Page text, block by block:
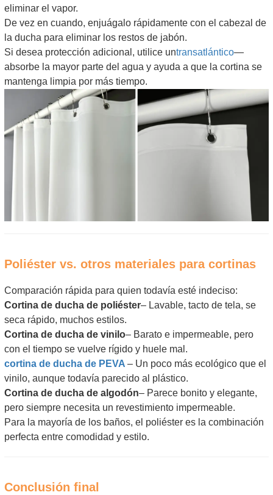
eliminar el vapor.
De vez en cuando, enjuágalo rápidamente con el cabezal de
la ducha para eliminar los restos de jabón.
Si desea protección adicional, utilice untransatlántico—
absorbe la mayor parte del agua y ayuda a que la cortina se
mantenga limpia por más tiempo.
Poliéster vs. otros materiales para cortinas
Comparación rápida para quien todavía esté indeciso:
Cortina de ducha de poliéster– Lavable, tacto de tela, se
seca rápido, muchos estilos.
Cortina de ducha de vinilo– Barato e impermeable, pero
con el tiempo se vuelve rígido y huele mal.
cortina de ducha de PEVA – Un poco más ecológico que el
vinilo, aunque todavía parecido al plástico.
Cortina de ducha de algodón– Parece bonito y elegante,
pero siempre necesita un revestimiento impermeable.
Para la mayoría de los baños, el poliéster es la combinación
perfecta entre comodidad y estilo.
Conclusión final